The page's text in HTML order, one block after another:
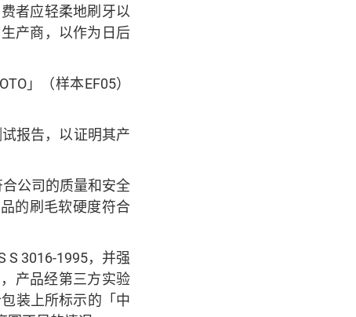
者应轻柔地刷牙以
产商，以作为日后
」（样本EF05）
报告，以证明其产
合公司的质量和安全
的刷毛软硬度符合
S 3016-1995，并强
产品经第三方实验
装上所标示的「中